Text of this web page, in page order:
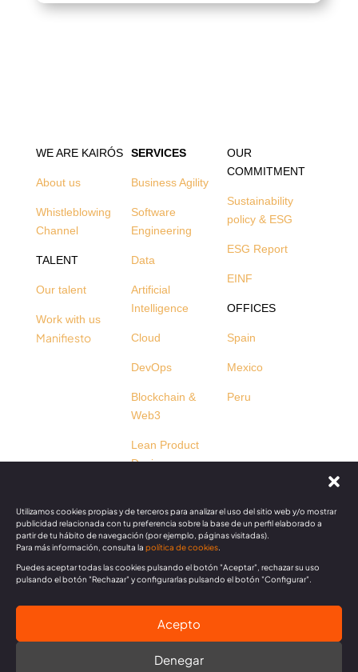
Utilizamos cookies propias y de terceros para analizar el uso del sitio web y/o mostrar
publicidad relacionada con tu preferencia sobre la base de un perfil elaborado a
partir de tu hábito de navegación (por ejemplo, páginas visitadas).
Para más información, consulta la política de cookies
Puedes aceptar todas las cookies pulsando el botón "Aceptar", rechazar su uso
pulsando el botón "Rechazar" y configurarlas pulsando el botón "Configurar".
Acepto
Denegar
WE ARE KAIRÓS
About us
Whistleblowing
Channel
TALENT
Our talent
Work with us
Manifiesto
SERVICES
Business Agility
Software
Engineering
Data
Artificial
Intelligence
Cloud
DevOps
Blockchain &
Web3
Lean Product
Design
Training
OUR
COMMITMENT
Sustainability
policy & ESG
ESG Report
EINF
OFFICES
Spain
Mexico
Peru
@ Kairós 2026
Quality Policy
Privacy and Data Protection